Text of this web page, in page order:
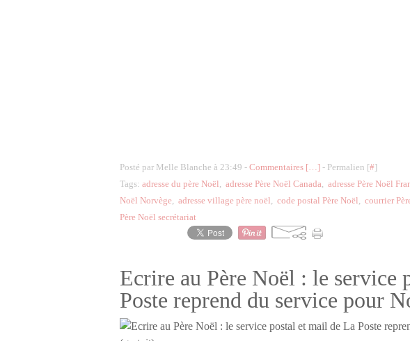
Posté par Melle Blanche à 23:49 - Commentaires […] - Permalien [#]
Tags: adresse du père Noël, adresse Père Noël Canada, adresse Père Noël
Noël Norvège, adresse village père noël, code postal Père Noël, courrier
Père Noël secrétariat
Ecrire au Père Noël : le service
Poste reprend du service pour